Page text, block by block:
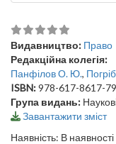
Видавництво: Право
Редакційна колегія:
Панфілов О. Ю.,
ISBN:978-617-8617-
Група видань:
Завантажити зміст
Наявність: В наявності